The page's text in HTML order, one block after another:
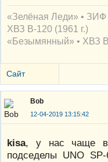
«Зелёная Леди» • ЗИФ
ХВЗ В-120 (1961 г.)
«Безымянный» • ХВЗ
Сайт
Bob
12-04-2019 13:15:42
kisa, у нас чаще
подседелы UNO